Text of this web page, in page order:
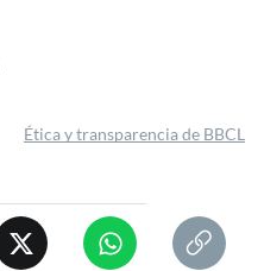
Ética y transparencia de BBCL